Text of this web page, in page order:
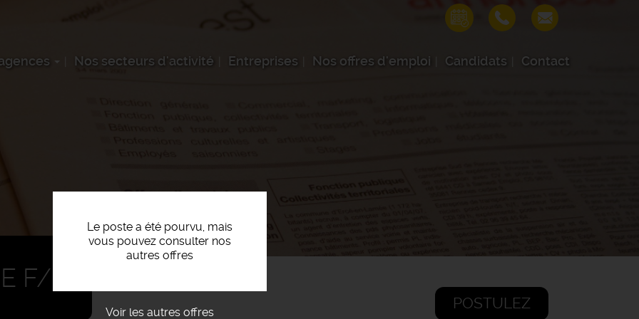
Nos secteurs d'activité Entreprises Nos offres d'emploi Candidats Contact
Le poste a été pourvu, mais
vous pouvez consulter nos
autres offres
Voir les autres offres
POSTULEZ
F/H